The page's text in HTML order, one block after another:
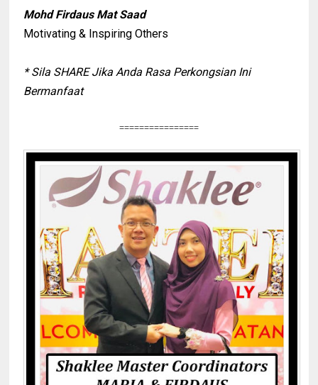
Mohd Firdaus Mat Saad
Motivating & Inspiring Others
* Sila SHARE Jika Anda Rasa Perkongsian Ini
Bermanfaat
================